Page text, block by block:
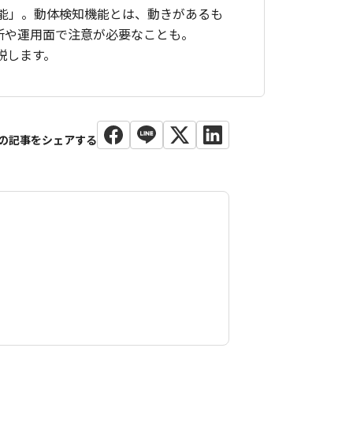
。動体検知機能とは、動きがあるも
運用面で注意が必要なことも。
ます。